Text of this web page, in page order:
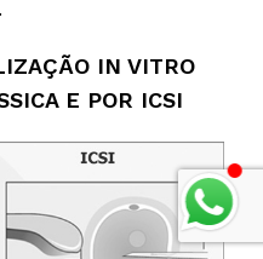
IN VITRO
E POR ICSI